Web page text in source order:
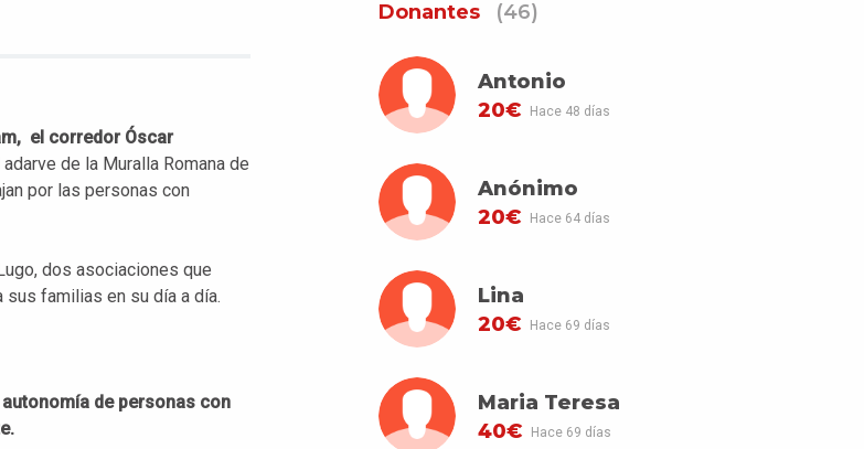
el corredor Óscar
de la Muralla Romana de
por las personas con
dos asociaciones que
sus familias en su día a día.
de personas con
Donantes (46)
Antonio
20€
Hace 48 días
Anónimo
20€
Hace 64 días
Lina
20€
Hace 69 días
Maria Teresa
40€
Hace 69 días